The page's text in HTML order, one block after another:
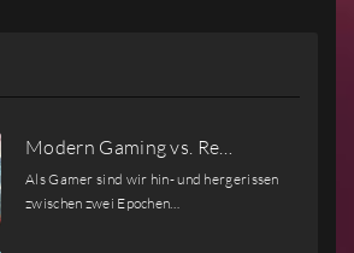
Modern Gaming vs. Re…
Als Gamer sind wir hin- und hergerissen
zwischen zwei Epochen…